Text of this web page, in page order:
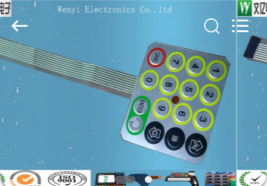
বাড়ি
পণ্য
আমাদের
সম্পর্কে
Jinyuanhang
Electronic
Technology
Co.,
All
Rights
Reserved.